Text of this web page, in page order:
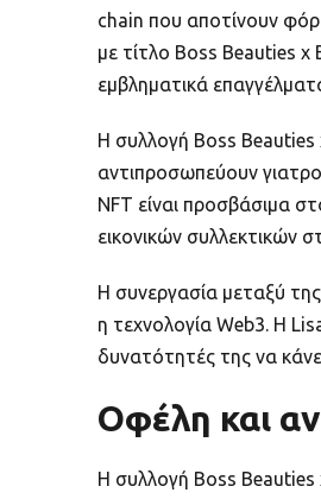
chain που αποτίνουν
με τίτλο Boss Beauties x
εμβληματικά
Η συλλογή Boss Beauties
αντιπροσωπεύουν
NFT είναι προσβάσιμα
εικονικών συλλεκτικών
Η συνεργασία μεταξύ
η τεχνολογία Web3. Η
δυνατότητές της να
Οφέλη και
Η συλλογή Boss Beauties